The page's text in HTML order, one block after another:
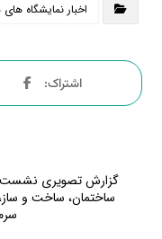
اخبار نمایشگاه
گزارش تصویری نشست
ساختمان، ساخت و